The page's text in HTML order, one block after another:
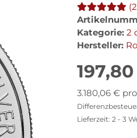
Kategorie: 2
Hersteller:
3.180,06 €
Lieferzeit: 2 - 3